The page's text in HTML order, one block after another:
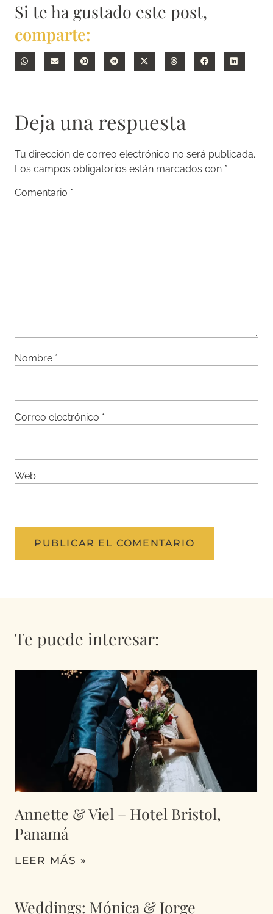
Si te ha gustado este post,
comparte:
Deja una respuesta
Tu dirección de correo electrónico no será publicada.
Los campos obligatorios están marcados con *
Comentario *
Nombre *
Correo electrónico *
Web
Te puede interesar:
Annette & Viel – Hotel Bristol,
Panamá
LEER MÁS »
Weddings: Mónica & Jorge